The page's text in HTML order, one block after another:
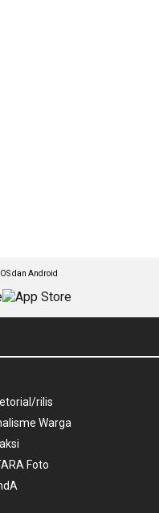
dan Android
rilis
Warga
Foto